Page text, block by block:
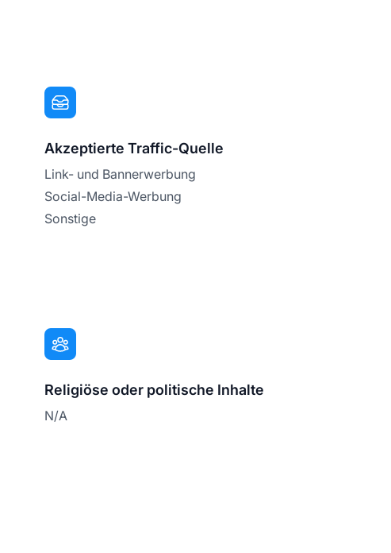
Akzeptierte Traffic-Quelle
Link- und Bannerwerbung
Social-Media-Werbung
Sonstige
Religiöse oder politische Inhalte
N/A